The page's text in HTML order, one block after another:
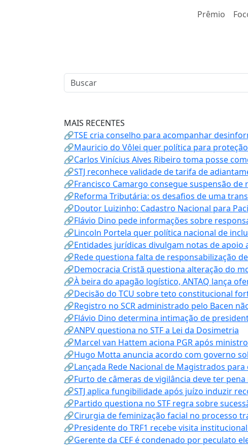
Prêmio
MAIS RECENTES
🔗TSE cria conselho para acompanhar
🔗Mauricio do Vôlei quer política para
🔗Carlos Vinícius Alves Ribeiro toma posse
🔗STJ reconhece validade de tarifa de
🔗Francisco Camargo consegue suspensão
🔗Reforma Tributária: os desafios de uma
🔗Doutor Luizinho: Cadastro Nacional para
🔗Flávio Dino pede informações sobre
🔗Lincoln Portela quer política nacional de
🔗Entidades jurídicas divulgam notas de apoio
🔗Rede questiona falta de responsabilização
🔗Democracia Cristã questiona alteração do
🔗À beira do apagão logístico, ANTAQ lança
🔗Decisão do TCU sobre teto constitucional
🔗Registro no SCR administrado pelo Bacen
🔗Flávio Dino determina intimação de
🔗ANPV questiona no STF a Lei da Dosimetria
🔗Marcel van Hattem aciona PGR após
🔗Hugo Motta anuncia acordo com governo
🔗Lançada Rede Nacional de Magistrados
🔗Furto de câmeras de vigilância deve ter
🔗STJ aplica fungibilidade após juízo induzir
🔗Partido questiona no STF regra sobre
🔗Cirurgia de feminização facial no processo
🔗Presidente do TRF1 recebe visita
🔗Gerente da CEF é condenado por peculato